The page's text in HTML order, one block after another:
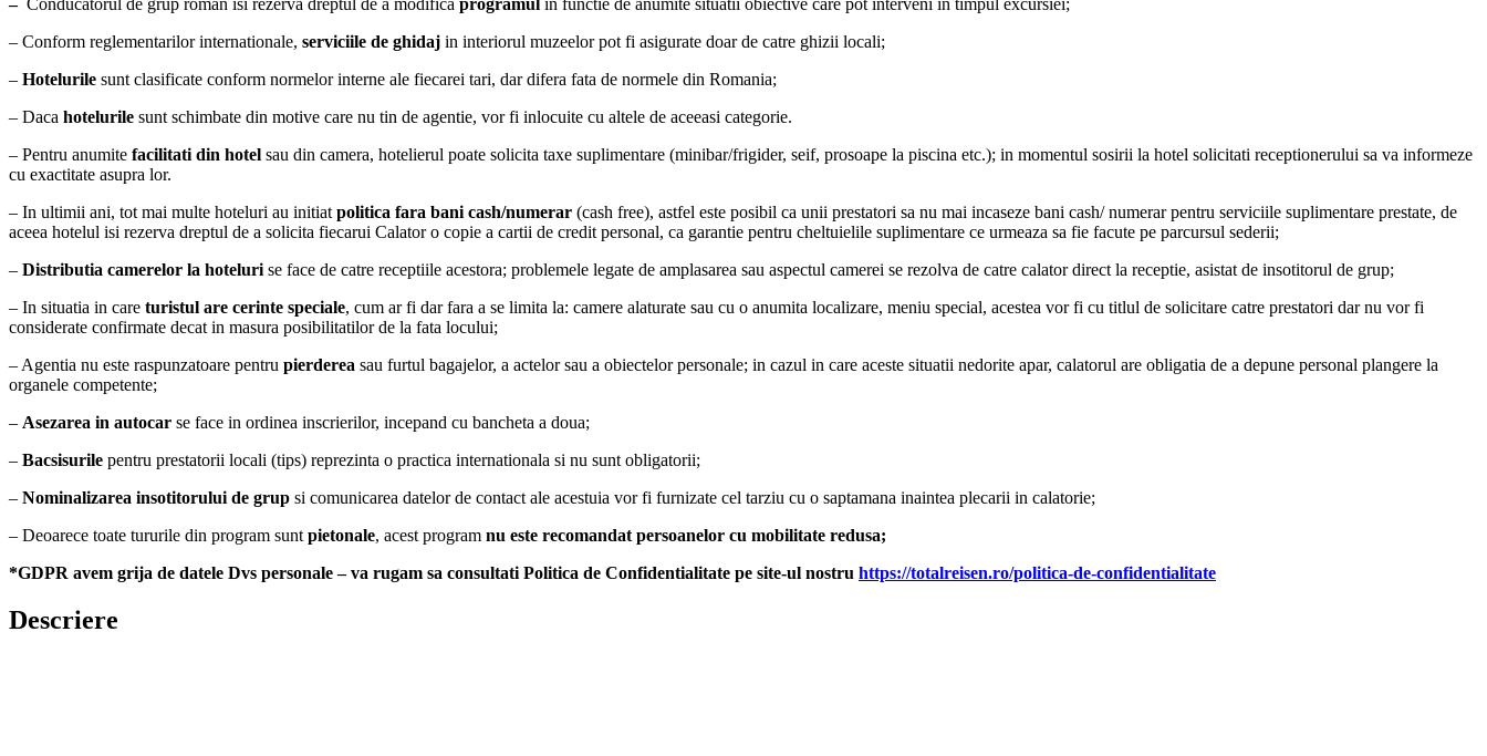
– Conform reglementarilor internationale, serviciile de ghidaj in interiorul muzeelor pot fi asigurate doar de catre ghizii locali;
– Hotelurile sunt clasificate conform normelor interne ale fiecarei tari, dar difera fata de normele din Romania;
– Daca hotelurile sunt schimbate din motive care nu tin de agentie, vor fi inlocuite cu altele de aceeasi categorie.
– Pentru anumite facilitati din hotel sau din camera, hotelierul poate solicita taxe suplimentare (minibar/frigider, seif, prosoape la piscina etc.); in momentul sosirii la hotel solicitati receptionerului sa va informeze
cu exactitate asupra lor.
– In ultimii ani, tot mai multe hoteluri au initiat politica fara bani cash/numerar (cash free), astfel este posibil ca unii prestatori sa nu mai incaseze bani cash/ numerar pentru serviciile suplimentare prestate, de
aceea hotelul isi rezerva dreptul de a solicita fiecarui Calator o copie a cartii de credit personal, ca garantie pentru cheltuielile suplimentare ce urmeaza sa fie facute pe parcursul sederii;
– Distributia camerelor la hoteluri se face de catre receptiile acestora; problemele legate de amplasarea sau aspectul camerei se rezolva de catre calator direct la receptie, asistat de insotitorul de grup;
– In situatia in care turistul are cerinte speciale, cum ar fi dar fara a se limita la: camere alaturate sau cu o anumita localizare, meniu special, acestea vor fi cu titlul de solicitare catre prestatori dar nu vor fi
considerate confirmate decat in masura posibilitatilor de la fata locului;
– Agentia nu este raspunzatoare pentru pierderea sau furtul bagajelor, a actelor sau a obiectelor personale; in cazul in care aceste situatii nedorite apar, calatorul are obligatia de a depune personal plangere la
organele competente;
– Asezarea in autocar se face in ordinea inscrierilor, incepand cu bancheta a doua;
– Bacsisurile pentru prestatorii locali (tips) reprezinta o practica internationala si nu sunt obligatorii;
– Nominalizarea insotitorului de grup si comunicarea datelor de contact ale acestuia vor fi furnizate cel tarziu cu o saptamana inaintea plecarii in calatorie;
– Deoarece toate tururile din program sunt pietonale, acest program nu este recomandat persoanelor cu mobilitate redusa;
*GDPR avem grija de datele Dvs personale – va rugam sa consultati Politica de Confidentialitate pe site-ul nostru https://totalreisen.ro/politica-de-confidentialitate
Descriere